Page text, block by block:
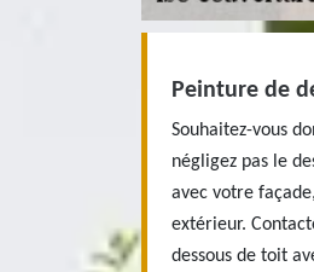
Peinture de
Souhaitez-vous
négligez pas le
avec votre
extérieur.
dessous de toit